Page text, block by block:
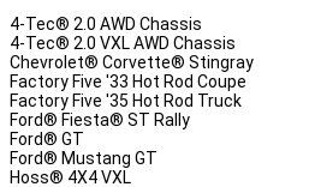
4-Tec® 2.0 AWD Chassis
4-Tec® 2.0 VXL AWD Chassis
Chevrolet® Corvette® Stingray
Factory Five '33 Hot Rod Coupe
Factory Five '35 Hot Rod Truck
Ford® Fiesta® ST Rally
Ford® GT
Ford® Mustang GT
Hoss® 4X4 VXL